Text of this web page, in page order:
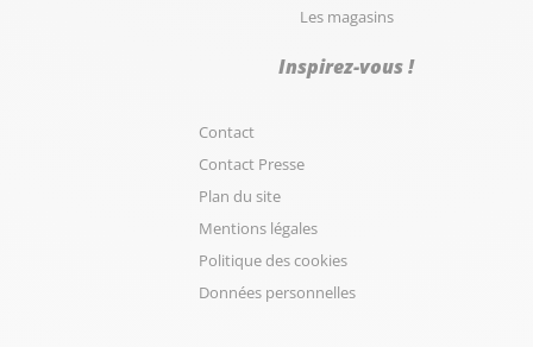
Les magasins
Inspirez-vous !
Contact
Contact Presse
Plan du site
Mentions légales
Politique des cookies
Données personnelles